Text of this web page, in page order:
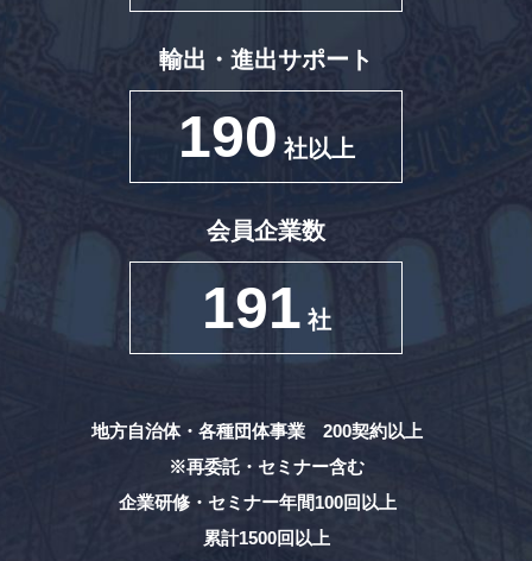
輸出・進出サポート
190 社以上
会員企業数
191 社
地方自治体・各種団体事業 200契約以上
※再委託・セミナー含む
企業研修・セミナー年間100回以上
累計1500回以上